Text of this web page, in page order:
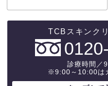
診療時間／
※9:00～10:00は